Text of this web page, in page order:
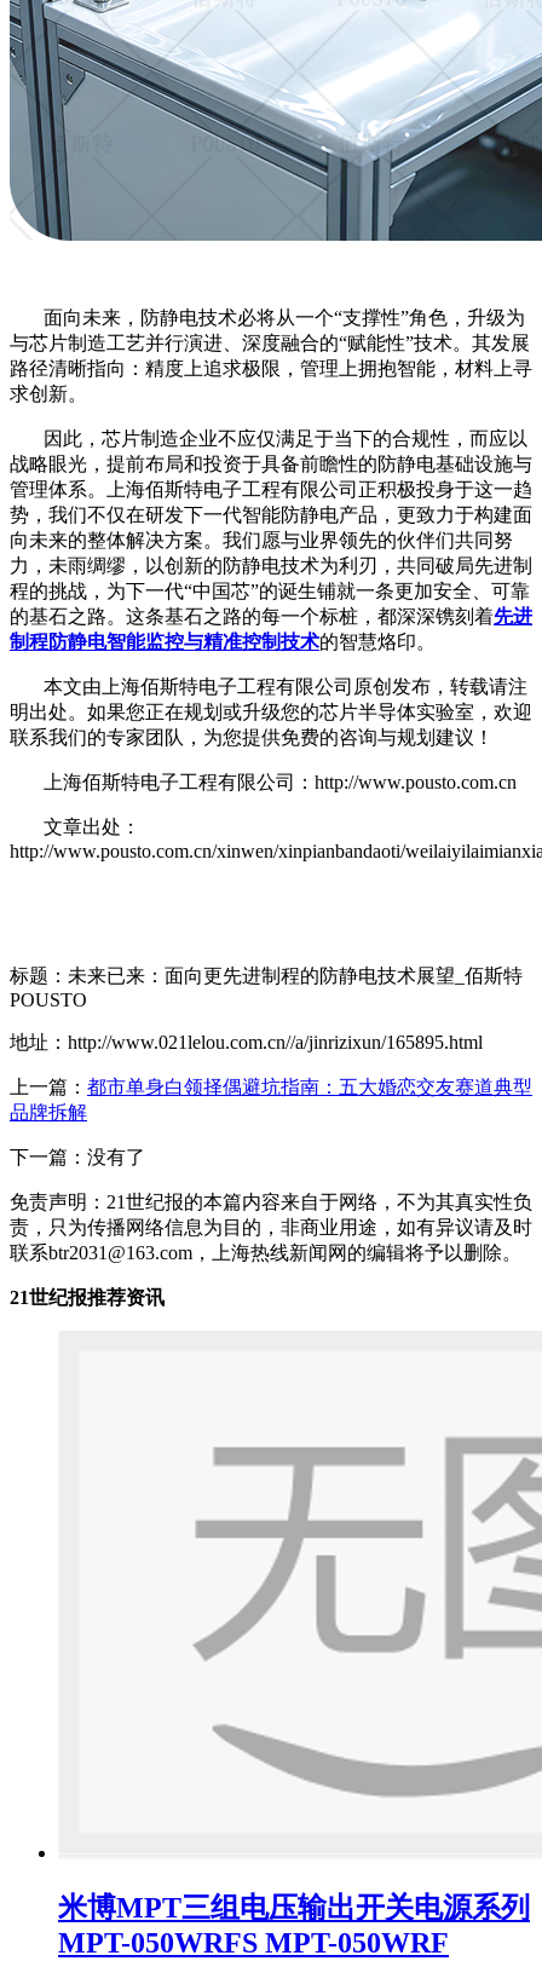
面向未来，防静电技术必将从一个“支撑性”角色，升级为
与芯片制造工艺并行演进、深度融合的“赋能性”技术。其发展
路径清晰指向：精度上追求极限，管理上拥抱智能，材料上寻
求创新。
因此，芯片制造企业不应仅满足于当下的合规性，而应以
战略眼光，提前布局和投资于具备前瞻性的防静电基础设施与
管理体系。上海佰斯特电子工程有限公司正积极投身于这一趋
势，我们不仅在研发下一代智能防静电产品，更致力于构建面
向未来的整体解决方案。我们愿与业界领先的伙伴们共同努
力，未雨绸缪，以创新的防静电技术为利刃，共同破局先进制
程的挑战，为下一代“中国芯”的诞生铺就一条更加安全、可靠
的基石之路。这条基石之路的每一个标桩，都深深镌刻着先进
制程防静电智能监控与精准控制技术的智慧烙印。
本文由上海佰斯特电子工程有限公司原创发布，转载请注
明出处。如果您正在规划或升级您的芯片半导体实验室，欢迎
联系我们的专家团队，为您提供免费的咨询与规划建议！
上海佰斯特电子工程有限公司：http://www.pousto.com.cn
文章出处：
http://www.pousto.com.cn/xinwen/xinpianbandaoti/
标题：未来已来：面向更先进制程的防静电技术展望_佰斯特
POUSTO
地址：http://www.021lelou.com.cn//a/jinrizixun/165895.html
上一篇： 都市单身白领择偶避坑指南：五大婚恋交友赛道典型
品牌拆解
下一篇：没有了
免责声明：21世纪报的本篇内容来自于网络，不为其真实性负
责，只为传播网络信息为目的，非商业用途，如有异议请及时
联系btr2031@163.com，上海热线新闻网的编辑将予以删除。
21世纪报推荐资讯
米博MPT三组电压输出开关电源系列
MPT-050WRFS MPT-050WRF